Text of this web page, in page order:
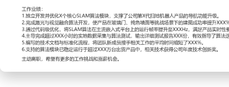
的定位精度误差降低XXX%，特征点匹配召回率提升XXX%。
2.传感器融合：为解决单一传感器在弱纹理或强光场景下的失效问
觉惯性里程计（VIO）的融合算法开发；设计基于扩展卡尔曼滤波的
器时间同步与标定程序；在实测数据上调试噪声参数，融合后系统
境下提升至XXX%，位姿漂移降低XXX%。
3.模块优化：为满足产品对实时性的要求，对现有SLAM算法模块进